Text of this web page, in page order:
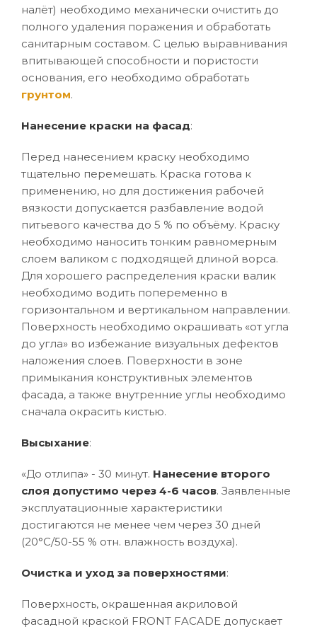
налёт) необходимо механически очистить до
полного удаления поражения и обработать
санитарным составом. С целью выравнивания
впитывающей способности и пористости
основания, его необходимо обработать
грунтом.
Нанесение краски на фасад:
Перед нанесением краску необходимо
тщательно перемешать. Краска готова к
применению, но для достижения рабочей
вязкости допускается разбавление водой
питьевого качества до 5 % по объёму. Краску
необходимо наносить тонким равномерным
слоем валиком с подходящей длиной ворса.
Для хорошего распределения краски валик
необходимо водить попеременно в
горизонтальном и вертикальном направлении.
Поверхность необходимо окрашивать «от угла
до угла» во избежание визуальных дефектов
наложения слоев. Поверхности в зоне
примыкания конструктивных элементов
фасада, а также внутренние углы необходимо
сначала окрасить кистью.
Высыхание:
«До отлипа» - 30 минут. Нанесение второго
слоя допустимо через 4-6 часов. Заявленные
эксплуатационные характеристики
достигаются не менее чем через 30 дней
(20°C/50-55 % отн. влажность воздуха).
Очистка и уход за поверхностями:
Поверхность, окрашенная акриловой
фасадной краской FRONT FACADE допускает